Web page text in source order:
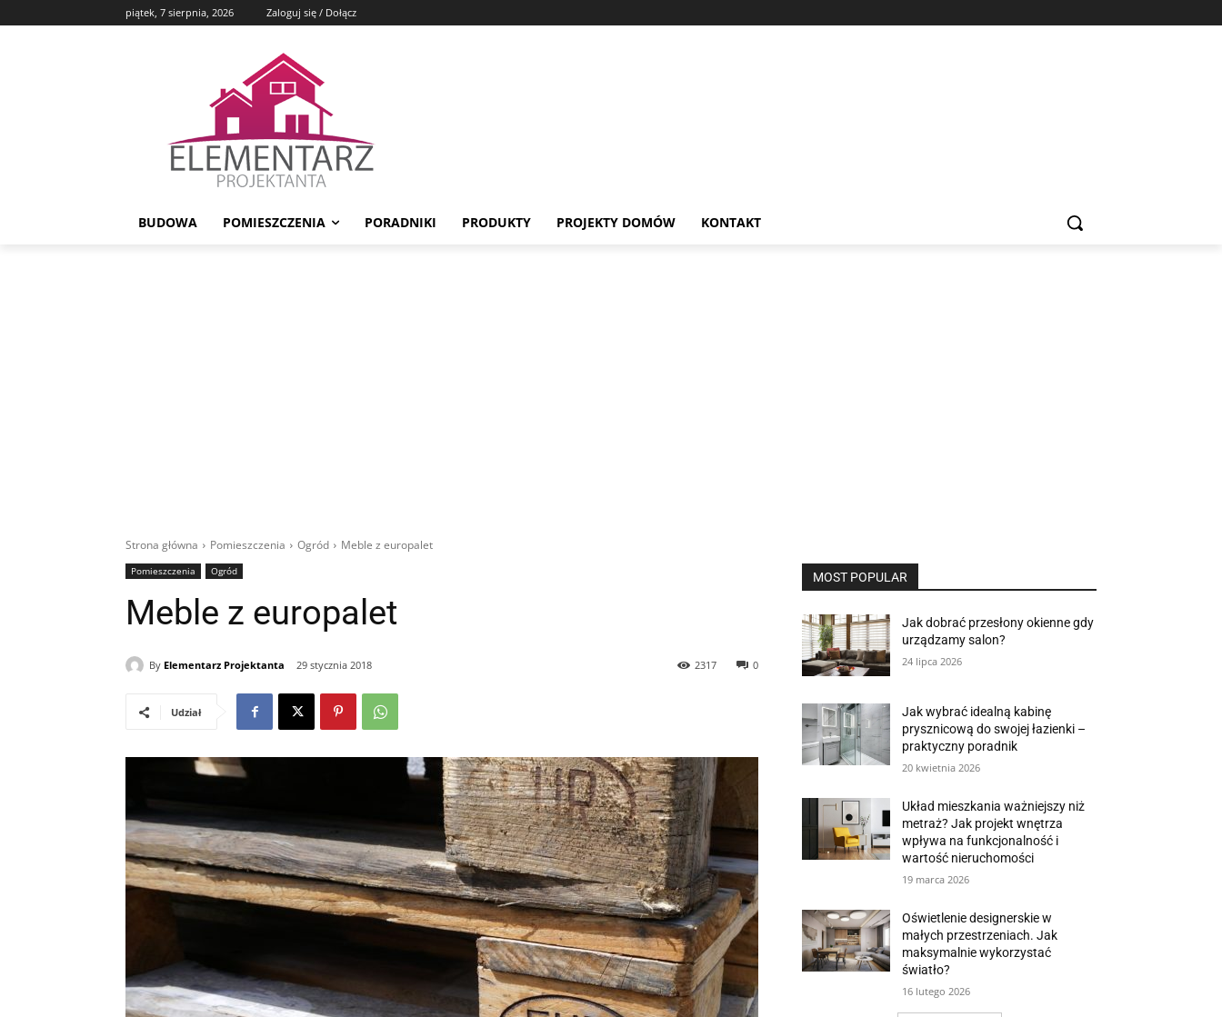
piątek, 7 sierpnia, 2026 Zaloguj się / Dołącz
BUDOWA POMIESZCZENIA PORADNIKI PRODUKTY PROJEKTY DOMÓW KONTAKT
Strona główna Pomieszczenia Ogród Meble z europalet
Pomieszczenia Ogród
Meble z europalet
By Elementarz Projektanta 29 stycznia 2018 0
2317
Udział
MOST POPULAR
Jak dobrać przesłony okienne gdy
urządzamy salon?
24 lipca 2026
Jak wybrać idealną kabinę
prysznicową do swojej łazienki –
praktyczny poradnik
20 kwietnia 2026
Układ mieszkania ważniejszy niż
metraż? Jak projekt wnętrza
wpływa na funkcjonalność i
wartość nieruchomości
19 marca 2026
Oświetlenie designerskie w
małych przestrzeniach. Jak
maksymalnie wykorzystać
światło?
16 lutego 2026